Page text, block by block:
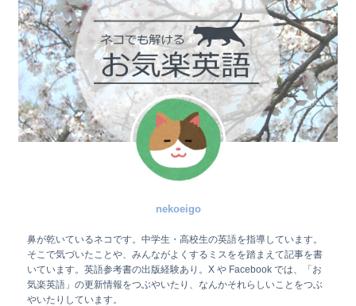
nekoeigo
鼻が乾いているネコです。中学生・高校生の英語を指導しています。
そこで気づいたことや、みんながよくするミスをを踏まえて記事を書
いています。英語参考書の出版経験あり。X や Facebook では、「お
気楽英語」の更新情報をつぶやいたり、なんかそれらしいことをつぶ
やいたりしています。